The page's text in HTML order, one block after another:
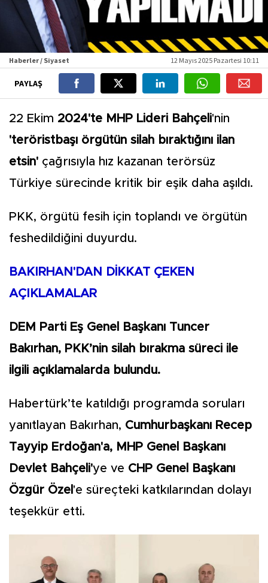
Haberler / Siyaset 12 Mayıs 2025 Pazartesi 10:11
PAYLAŞ
22 Ekim 2024'te MHP Lideri Bahçeli'nin
'teröristbaşı örgütün silah bıraktığını ilan
etsin' çağrısıyla hız kazanan terörsüz
Türkiye sürecinde kritik bir eşik daha aşıldı.
PKK, örgütü fesih için toplandı ve örgütün
feshedildiğini duyurdu.
BAKIRHAN'DAN DİKKAT ÇEKEN
AÇIKLAMALAR
DEM Parti Eş Genel Başkanı Tuncer
Bakırhan, PKK’nin silah bırakma süreci ile
ilgili açıklamalarda bulundu.
Habertürk’te katıldığı programda soruları
yanıtlayan Bakırhan, Cumhurbaşkanı Recep
Tayyip Erdoğan'a, MHP Genel Başkanı
Devlet Bahçeli'ye ve CHP Genel Başkanı
Özgür Özel 'e süreçteki katkılarından dolayı
teşekkür etti.